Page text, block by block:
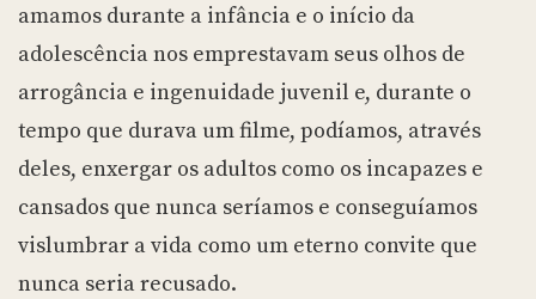
amamos durante a infância e o início da
adolescência nos emprestavam seus olhos de
arrogância e ingenuidade juvenil e, durante o
tempo que durava um filme, podíamos, através
deles, enxergar os adultos como os incapazes e
cansados que nunca seríamos e conseguíamos
vislumbrar a vida como um eterno convite que
nunca seria recusado.